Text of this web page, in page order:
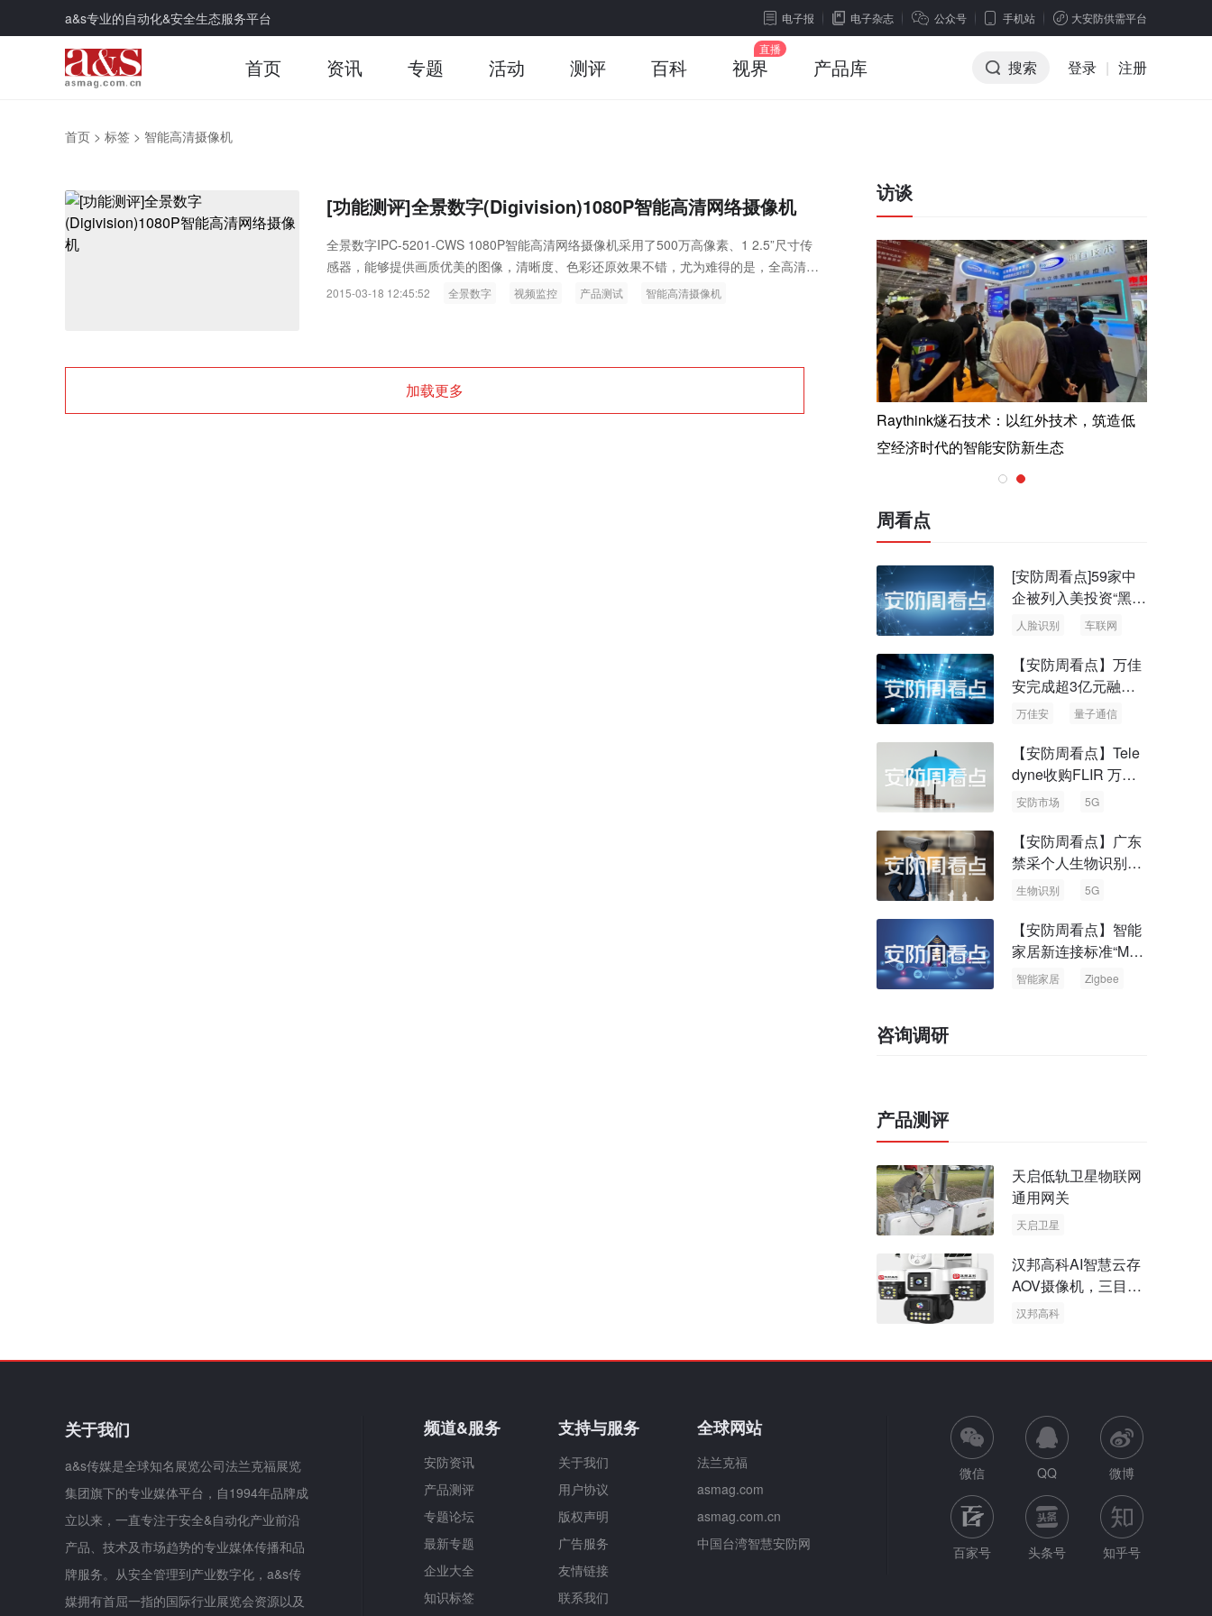
a&s专业的自动化&安全生态服务平台 电子报 电子杂志 公众号 手机站 大安防供需平台
首页 资讯 专题 活动 测评 百科 视界 产品库 搜索 登录 | 注册
首页 > 标签 > 智能高清摄像机
[功能测评]全景数字(Digivision)1080P智能高清网络摄像机
全景数字IPC-5201-CWS 1080P智能高清网络摄像机采用了500万高像素、1 2.5”尺寸传
感器，能够提供画质优美的图像，清晰度、色彩还原效果不错，尤为难得的是，全高清实
时传送时，延时很低，网络带宽码率也控制得十分平稳。
2015-03-18 12:45:52 全景数字 视频监控 产品测试 智能高清摄像机
加载更多
访谈
Raythink燧石技术：以红外技术，筑造低 智联航空：无人机赋能应急救援与医疗运
Raythink燧石技术：以红外技术，筑造低
空经济时代的智能安防新生态
周看点
[安防周看点]59家中
企被列入美投资“黑名
单” 中国信通院启动
人脸识别 车联网
【安防周看点】万佳
安完成超3亿元融资
国内首批量子通信标
万佳安 量子通信
【安防周看点】Tele
dyne收购FLIR 万物
云新品牌“万御安防”
安防市场 5G
【安防周看点】广东
禁采个人生物识别信
息 中国5G基站占全
生物识别 5G
【安防周看点】智能
家居新连接标准“Matt
er” Zigbee联盟更名
智能家居 Zigbee
咨询调研
产品测评
天启低轨卫星物联网
通用网关
天启卫星
汉邦高科AI智慧云存
AOV摄像机，三目太
阳能多摄球机
汉邦高科
关于我们
a&s传媒是全球知名展览公司法兰克福展览
集团旗下的专业媒体平台，自1994年品牌成
立以来，一直专注于安全&自动化产业前沿
产品、技术及市场趋势的专业媒体传播和品
牌服务。从安全管理到产业数字化，a&s传
媒拥有首屈一指的国际行业展览会资源以及
频道&服务
安防资讯
产品测评
专题论坛
最新专题
企业大全
知识标签
支持与服务
关于我们
用户协议
版权声明
广告服务
友情链接
联系我们
全球网站
法兰克福
asmag.com
asmag.com.cn
中国台湾智慧安防网
微信 QQ 微博
百家号 头条号 知乎号